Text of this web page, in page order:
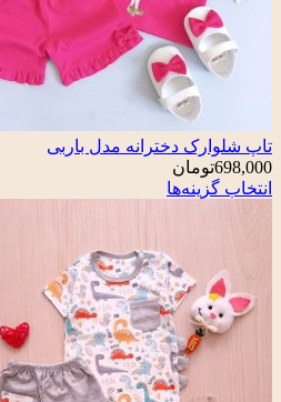
تاپ شلوارک دخترانه مدل باربی
698,000تومان
انتخاب گزینه‌ها